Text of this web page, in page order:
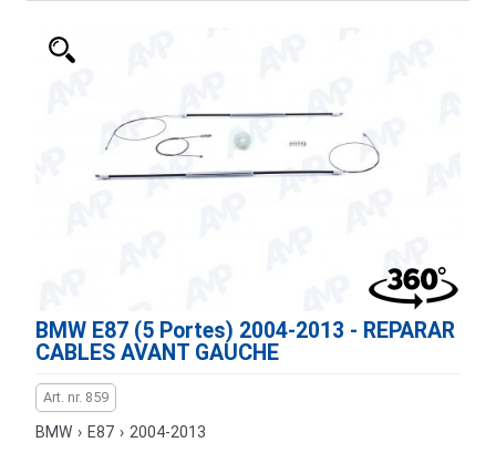
BMW E87 (5 Portes) 2004-2013 - REPARAR
CABLES AVANT GAUCHE
Art. nr. 859
BMW › E87 › 2004-2013